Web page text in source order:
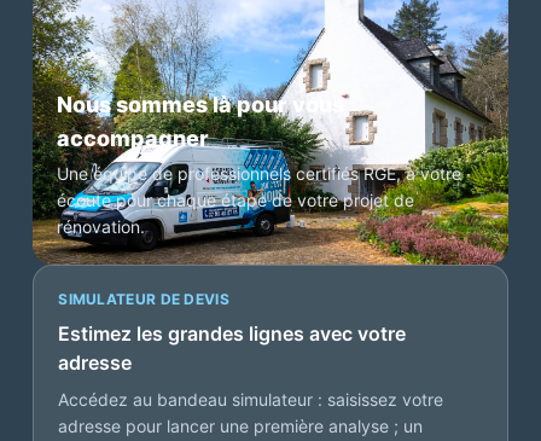
Nous sommes là pour vous
accompagner
Une équipe de professionnels certifiés RGE, à votre
écoute pour chaque étape de votre projet de
rénovation.
SIMULATEUR DE DEVIS
Estimez les grandes lignes avec votre
adresse
Accédez au bandeau simulateur : saisissez votre
adresse pour lancer une première analyse ; un